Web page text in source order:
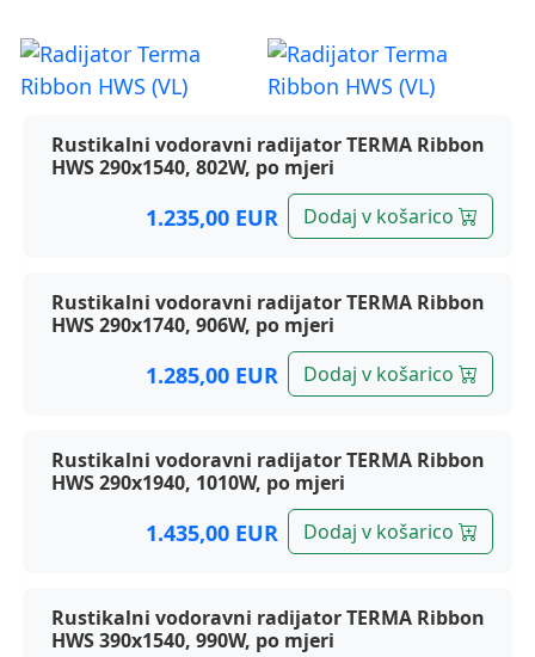
Rustikalni vodoravni radijator TERMA Ribbon
HWS 290x1540, 802W, po mjeri
1.235,00 EUR Dodaj v košarico
Rustikalni vodoravni radijator TERMA Ribbon
HWS 290x1740, 906W, po mjeri
1.285,00 EUR Dodaj v košarico
Rustikalni vodoravni radijator TERMA Ribbon
HWS 290x1940, 1010W, po mjeri
1.435,00 EUR Dodaj v košarico
Rustikalni vodoravni radijator TERMA Ribbon
HWS 390x1540, 990W, po mjeri